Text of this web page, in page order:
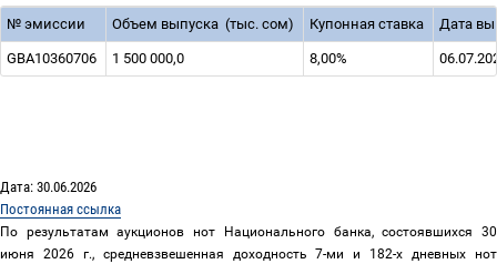
№ эмиссии Объем выпуска (тыс. сом) Купонная ставка Дата
GBA10360706 1 500 000,0 8,00%
Дата: 30.06.2026
Постоянная ссылка
По результатам аукционов нот Национального банка, состоявшихся 30
июня 2026 г., средневзвешенная доходность 7-ми и 182-х дневных нот